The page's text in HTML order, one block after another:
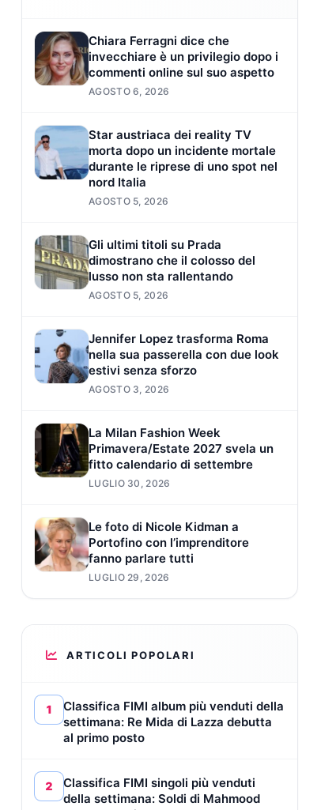
Chiara Ferragni dice che
invecchiare è un privilegio dopo i
commenti online sul suo aspetto
AGOSTO 6, 2026
Star austriaca dei reality TV
morta dopo un incidente mortale
durante le riprese di uno spot nel
nord Italia
AGOSTO 5, 2026
Gli ultimi titoli su Prada
dimostrano che il colosso del
lusso non sta rallentando
AGOSTO 5, 2026
Jennifer Lopez trasforma Roma
nella sua passerella con due look
estivi senza sforzo
AGOSTO 3, 2026
La Milan Fashion Week
Primavera/Estate 2027 svela un
fitto calendario di settembre
LUGLIO 30, 2026
Le foto di Nicole Kidman a
Portofino con l’imprenditore
fanno parlare tutti
LUGLIO 29, 2026
ARTICOLI POPOLARI
1
Classifica FIMI album più venduti della
settimana: Re Mida di Lazza debutta
al primo posto
2
Classifica FIMI singoli più venduti
della settimana: Soldi di Mahmood